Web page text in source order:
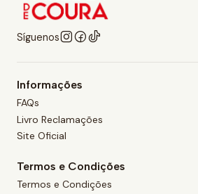
Síguenos
Informações
FAQs
Livro Reclamações
Site Oficial
Termos e Condições
Termos e Condições